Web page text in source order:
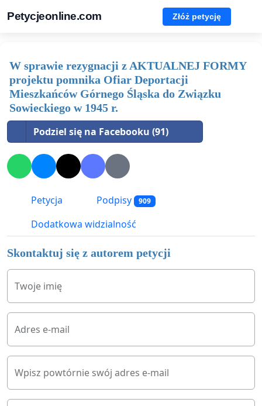
Petycjeonline.com Złóż petycję
W sprawie rezygnacji z AKTUALNEJ FORMY
projektu pomnika Ofiar Deportacji
Mieszkańców Górnego Śląska do Związku
Sowieckiego w 1945 r.
Podziel się na Facebooku (91)
Petycja Podpisy 909
Dodatkowa widzialność
Skontaktuj się z autorem petycji
Twoje imię
Adres e-mail
Wpisz powtórnie swój adres e-mail